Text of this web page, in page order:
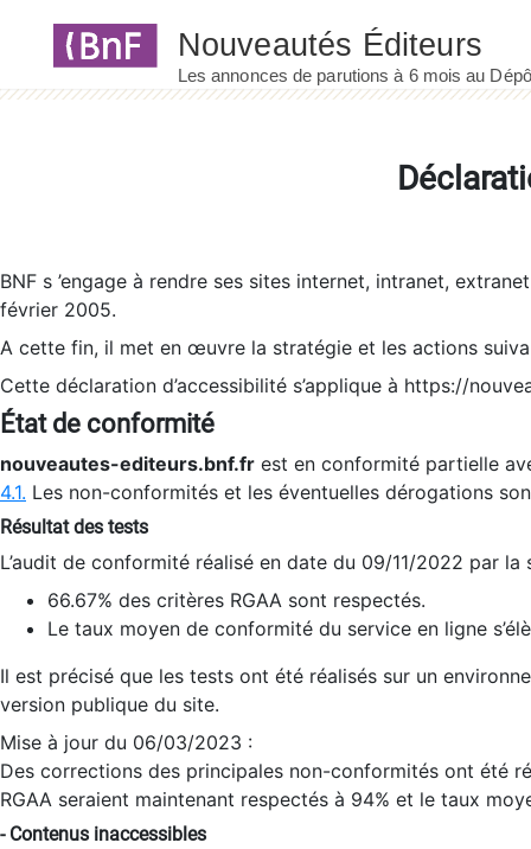
BNF s ’engage à rendre ses sites internet, intranet,
février 2005.
A cette fin, il met en œuvre la stratégie et les actions
Cette déclaration d’accessibilité s’applique à https://
État de conformité
nouveautes-editeurs.bnf.fr est en conformité partielle
4.1. Les non-conformités et les éventuelles dérogations
Résultat des tests
L’audit de conformité réalisé en date du 09/11/2022 par
66.67% des critères RGAA sont respectés.
Le taux moyen de conformité du service en ligne
Il est précisé que les tests ont été réalisés sur un
version publique du site.
Mise à jour du 06/03/2023 :
Des corrections des principales non-conformités ont été
RGAA seraient maintenant respectés à 94% et le taux
- Contenus inaccessibles